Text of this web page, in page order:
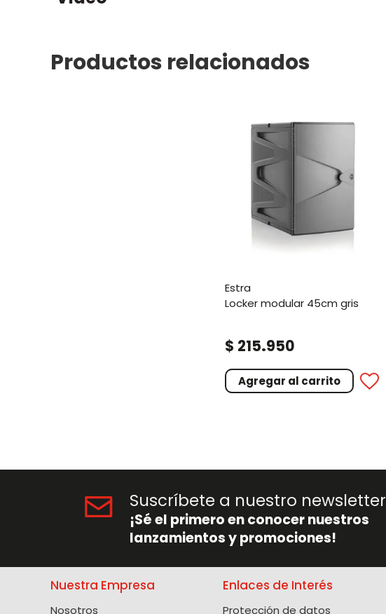
Productos relacionados
estra
locker modular 45cm gris
$ 215.950
Agregar al carrito
Suscríbete a nuestro newsletter
¡Sé el primero en conocer nuestros
lanzamientos y promociones!
Nuestra Empresa
Nosotros
Enlaces de Interés
Protección de datos